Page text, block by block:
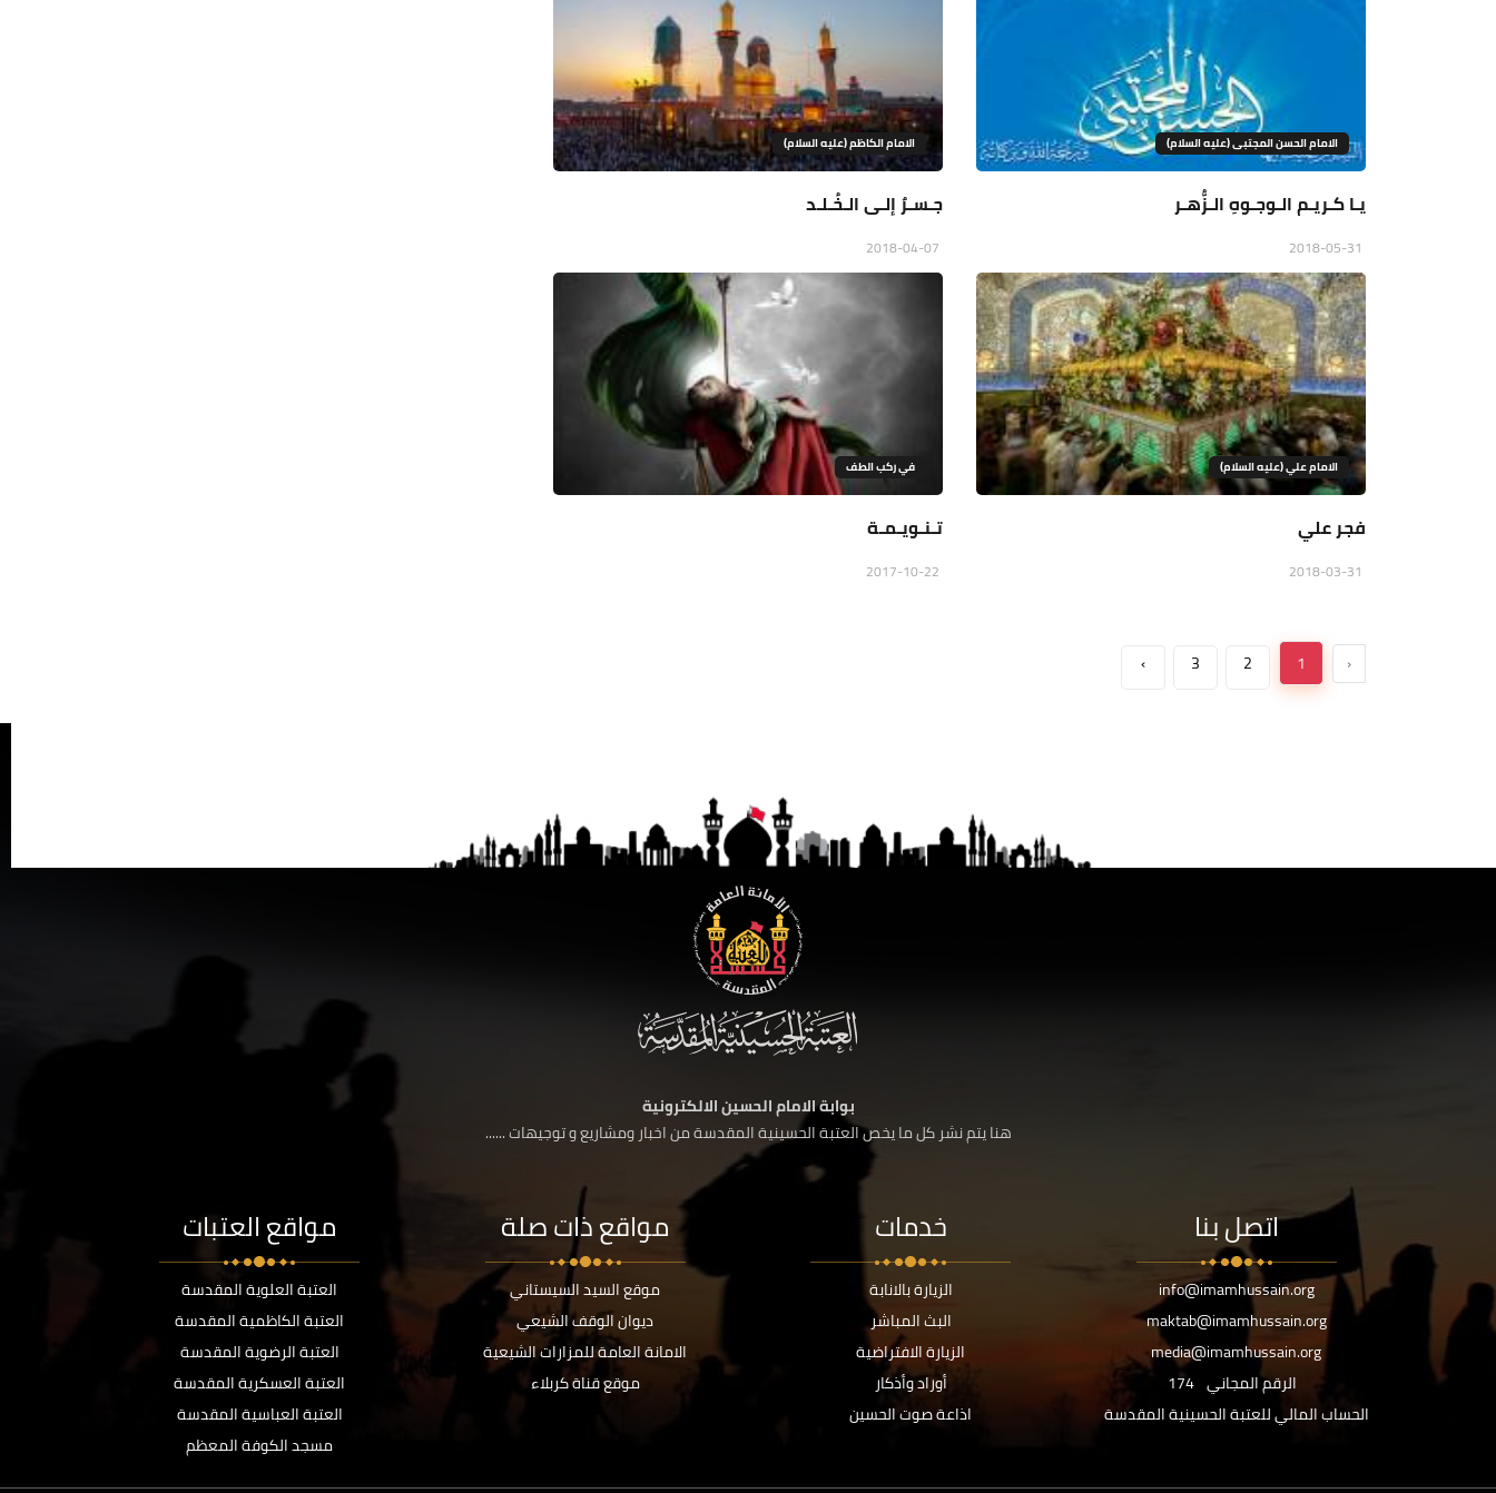
الامام الحسن المجتبى (عليه السلام)
يـا كـريـم الـوجـوهِ الـزُّهـر
الامام الكاظم (عليه السلام)
جـسـرٌ إلـى الـخُـلـد
الامام علي (عليه السلام)
فجر علي
في ركب الطف
تـنـويـمـة
‹
1
2
3
›
بوابة الامام الحسين الالكترونية
هنا يتم نشر كل ما يخص العتبة الحسينية المقدسة من اخبار ومشاريع و توجيهات ......
اتصل بنا
info@imamhussain.org
maktab@imamhussain.org
media@imamhussain.org
الرقم المجاني 174
الحساب المالي للعتبة الحسينية المقدسة
خدمات
الزيارة بالانابة
البث المباشر
الزيارة الافتراضية
أوراد وأذكار
اذاعة صوت الحسين
مواقع ذات صلة
موقع السيد السيستاني
ديوان الوقف الشيعي
الامانة العامة للمزارات الشيعية
موقع قناة كربلاء
مواقع العتبات
العتبة العلوية المقدسة
العتبة الكاظمية المقدسة
العتبة الرضوية المقدسة
العتبة العسكرية المقدسة
العتبة العباسية المقدسة
مسجد الكوفة المعظم